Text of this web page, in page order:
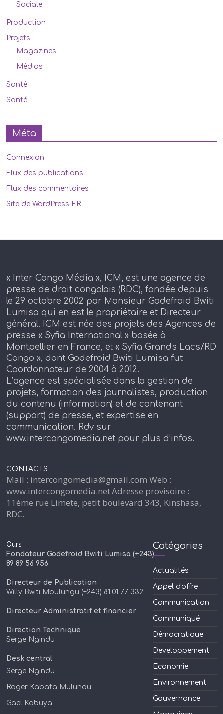
Sociale
Production
Projets
Magazines
Médias
Santé
Santé
Méta
Connexion
Flux des publications
Flux des commentaires
Site de WordPress-FR
« Inter Congo Média », ICM, est une agence de
presse de droit congolais (RDC), fondée depuis
le 29 octobre 2002 par Monsieur Godefroid Bwiti
Lumisa qui en est le propriétaire et Directeur
général. ICM est née des projets des Agences de
presse « Syfia International » basée à
Montpellier en France, et « Syfia Grands Lacs/RD
Congo », dont Godefroid Bwiti Lumisa fut
Coordonnateur de 2004 à 2012.
L’agence est spécialisée dans la gestion de
projets, formation des journalistes, production
du contenu (information) et de contenant
(support) de presse, et expertise en
communication. Rdv sur
www.intercongomedia.net pour plus d’infos.
CONTACTS
Mail : intercongomedia@gmail.com Web :
www.intercongomedia.net Adresse provisoire :
11ème rue Limete, petit boulevard 343, Kinshasa,
RDC.
Ours
Fondateur Godefroid Bwiti Lumisa (+243)
89 89 56 956
Directeur de Publication
Willy Bwiti Mbulungu (+243) 81 01 77 332
Directeur Administratif et financier
Direction Technique
Serge Ngindu
Desk central
Serge Ngindu
Roger Kabata Mulundu
Gaël Kabuya
Catégories
Actualités
Appel d'offre
Communication
Communiqué
Démocratique
Developpement
Economie
Environnement
Gouvernance